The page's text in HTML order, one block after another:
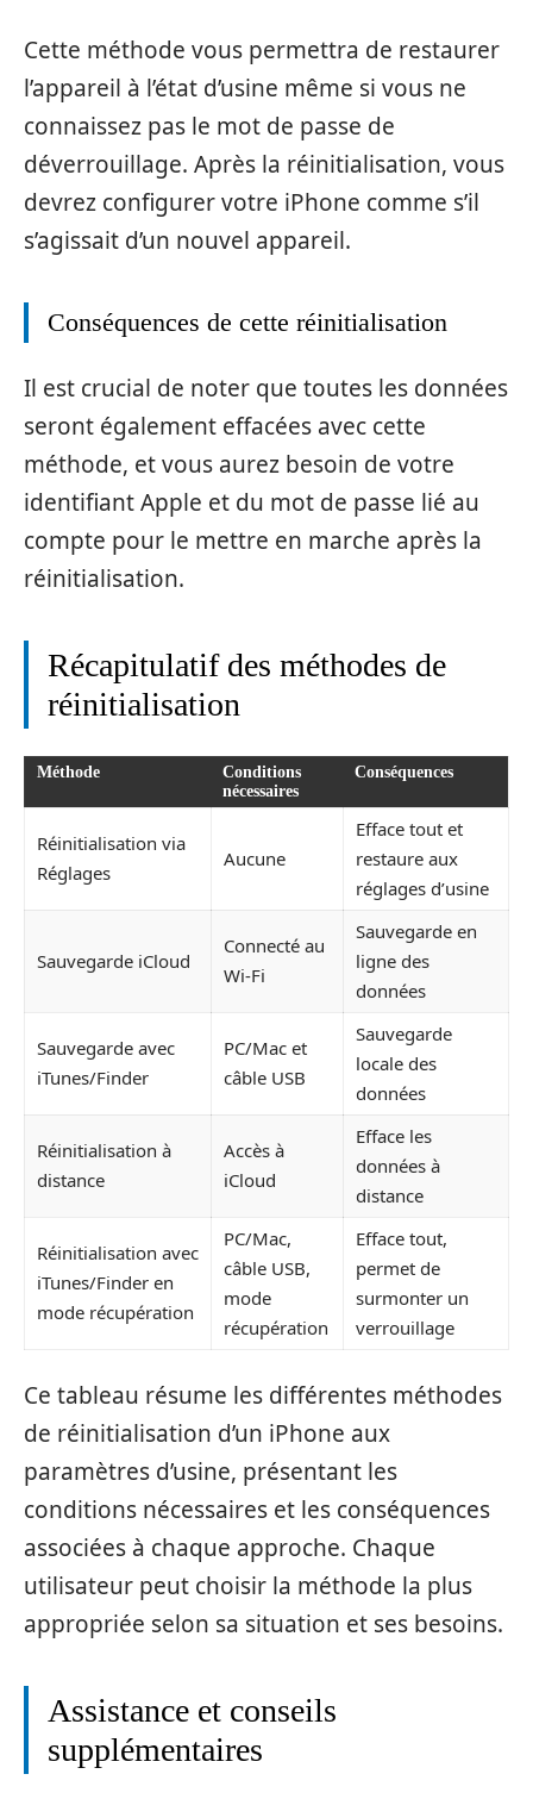
Cette méthode vous permettra de restaurer
l’appareil à l’état d’usine même si vous ne
connaissez pas le mot de passe de
déverrouillage. Après la réinitialisation, vous
devrez configurer votre iPhone comme s’il
s’agissait d’un nouvel appareil.
Conséquences de cette réinitialisation
Il est crucial de noter que toutes les données
seront également effacées avec cette
méthode, et vous aurez besoin de votre
identifiant Apple et du mot de passe lié au
compte pour le mettre en marche après la
réinitialisation.
Récapitulatif des méthodes de
réinitialisation
Méthode
Conditions
nécessaires
Conséquences
Réinitialisation via
Réglages
Aucune
Efface tout et
restaure aux
réglages d’usine
Sauvegarde iCloud
Connecté au
Wi-Fi
Sauvegarde en
ligne des
données
Sauvegarde avec
iTunes/Finder
PC/Mac et
câble USB
Sauvegarde
locale des
données
Réinitialisation à
distance
Accès à
iCloud
Efface les
données à
distance
Réinitialisation avec
iTunes/Finder en
mode récupération
PC/Mac,
câble USB,
mode
récupération
Efface tout,
permet de
surmonter un
verrouillage
Ce tableau résume les différentes méthodes
de réinitialisation d’un iPhone aux
paramètres d’usine, présentant les
conditions nécessaires et les conséquences
associées à chaque approche. Chaque
utilisateur peut choisir la méthode la plus
appropriée selon sa situation et ses besoins.
Assistance et conseils
supplémentaires